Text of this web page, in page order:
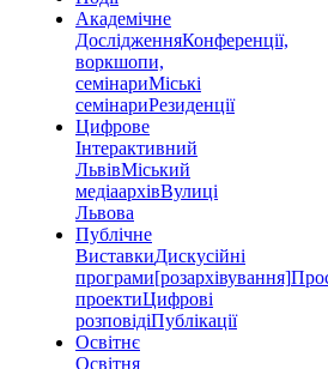
Академічне
ДослідженняКонференції,
воркшопи,
семінариМіські
семінариРезиденції
Цифрове
Інтерактивний
ЛьвівМіський
медіаархівВулиці
Львова
Публічне
ВиставкиДискусійні
програми[розархівування]
проектиЦифрові
розповідіПублікації
Освітнє
Освітня